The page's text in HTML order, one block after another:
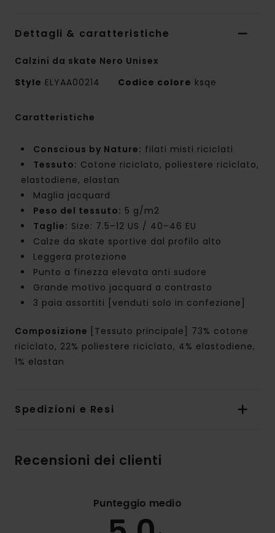
Dettagli & caratteristiche
Calzini da skate Nero Unisex
Style ELYAA00214 Codice colore ksqe
Caratteristiche
Conscious by Nature: filati misti riciclati
Tessuto: Cotone riciclato, poliestere riciclato,
elastodiene, elastan
Maglia jacquard
Peso del tessuto: 5 g/m2
Taglie: Size: 7.5–12 US / 40–46 EU
Calze da skate sportive dal profilo alto
Leggera protezione
Punto a finezza elevata anti sudore
Grande motivo jacquard a contrasto
3 paia assortiti [venduti solo in confezione]
Composizione
[Tessuto principale] 73% cotone
riciclato, 22% poliestere riciclato, 4% elastodiene,
1% elastan
Spedizioni e Resi
Recensioni dei clienti
Punteggio medio